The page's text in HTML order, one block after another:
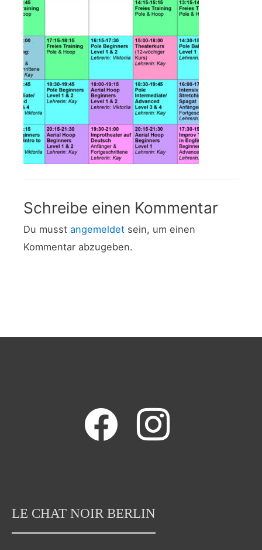
Schreibe einen Kommentar
Du musstangemeldet sein, um einen
Kommentar abzugeben.
facebook instagram
LE CHAT NOIR BERLIN